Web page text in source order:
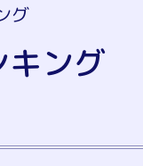
グ
キング